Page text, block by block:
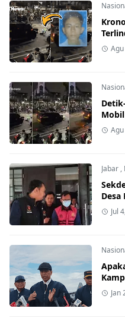
Viral
Jabar,
Desa
Beli
Jul
Jan